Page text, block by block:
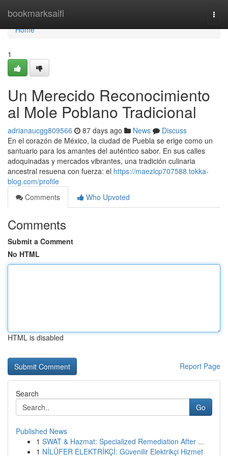
bookmarksaifi
Home
Home
1
Un Merecido Reconocimiento
al Mole Poblano Tradicional
adrianaucgg809566 87 days ago News
Discuss
En el corazón de México, la ciudad de Puebla se erige como un
santuario para los amantes del auténtico sabor. En sus calles
adoquinadas y mercados vibrantes, una tradición culinaria
ancestral resuena con fuerza: el https://maezlcp707588.tokka-
blog.com/profile
Comments
Who Upvoted
Comments
Submit a Comment
No HTML
HTML is disabled
Report Page
Search
Go
Published News
1 SWAT & Hazmat: Specialized Remediation After ...
1 NİLÜFER ELEKTRİKÇİ: Güvenilir Elektrikçi Hizmet